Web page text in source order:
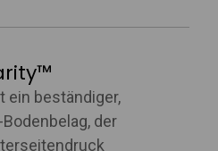
ein beständiger,
der